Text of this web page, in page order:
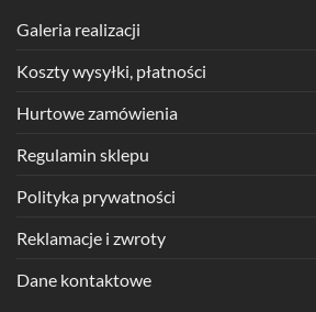
Galeria realizacji
Koszty wysyłki, płatności
Hurtowe zamówienia
Regulamin sklepu
Polityka prywatności
Reklamacje i zwroty
Dane kontaktowe